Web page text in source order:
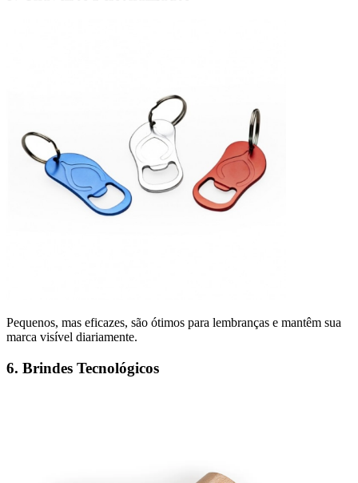
Pequenos, mas eficazes, são ótimos para lembranças e mantêm sua
marca visível diariamente.
6. Brindes Tecnológicos